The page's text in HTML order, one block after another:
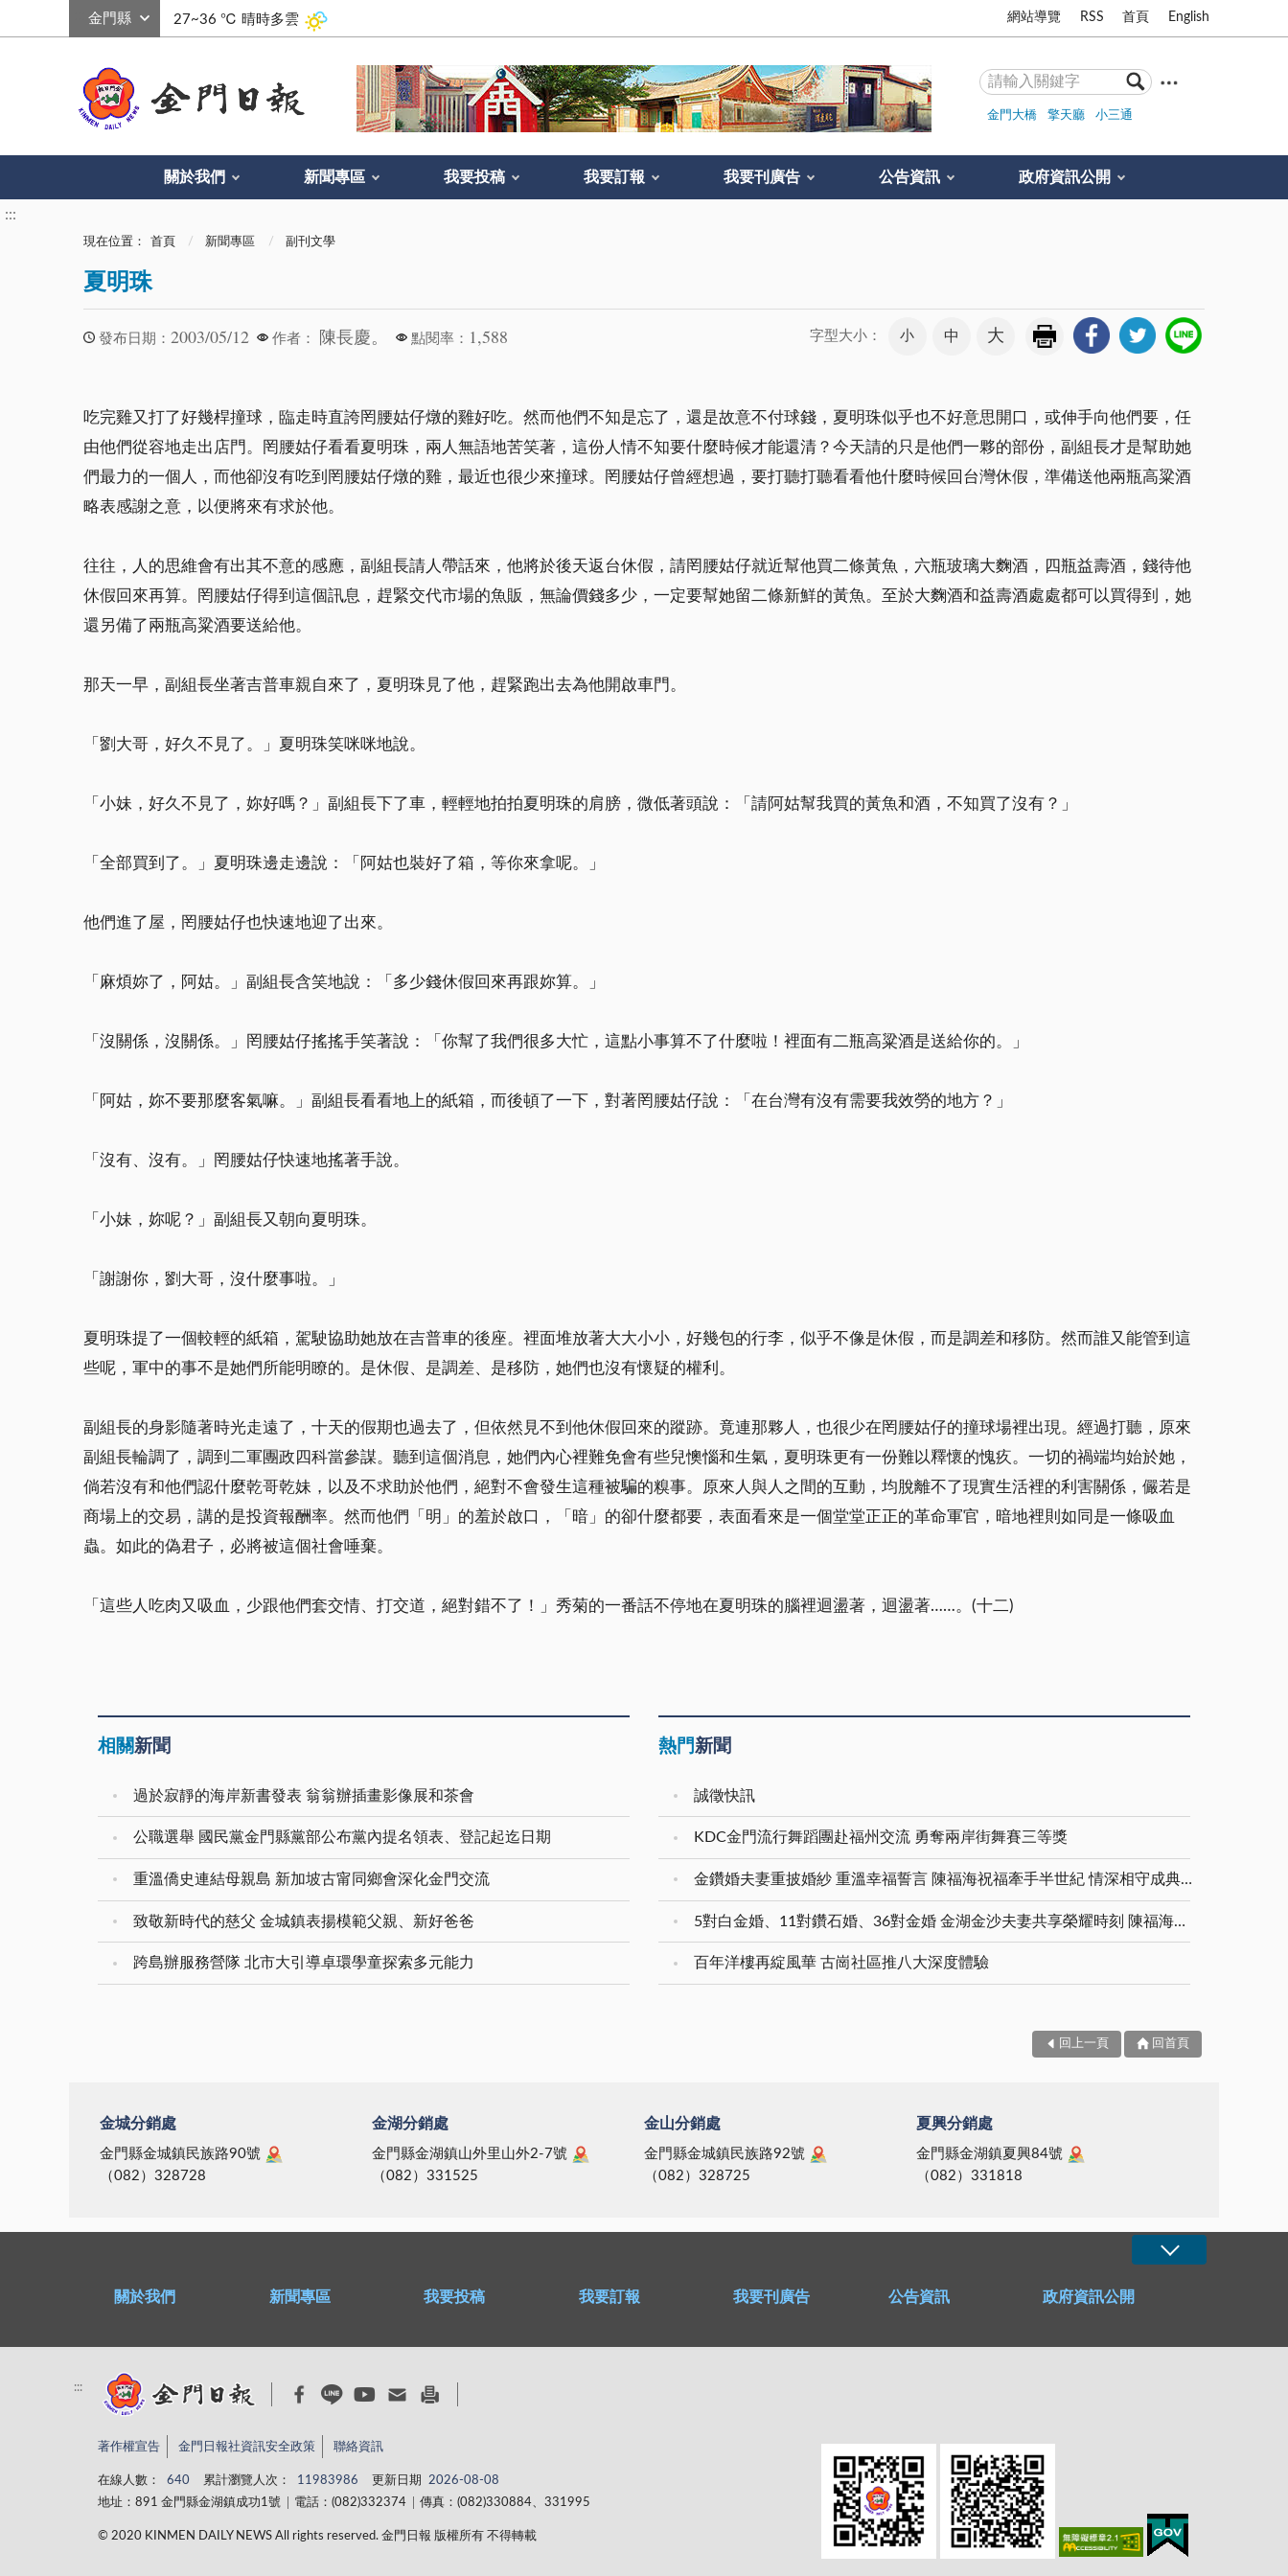
27~36 ℃ 晴時多雲 網站導覽 RSS 首頁 English
金門大橋 擎天廳 小三通
關於我們 新聞專區 我要投稿 我要訂報 我要刊廣告 公告資訊 政府資訊公開
:::
現在位置： 首頁 新聞專區 副刊文學
夏明珠
發布日期： 2003/05/12 作者： 陳長慶。 點閱率： 1,588 字型大小： 小 中 大
吃完雞又打了好幾桿撞球，臨走時直誇罔腰姑仔燉的雞好吃。然而他們不知是忘了，還是故意不付球錢，夏明珠似乎也不好意思開口，或伸手向他們要，任
由他們從容地走出店門。罔腰姑仔看看夏明珠，兩人無語地苦笑著，這份人情不知要什麼時候才能還清？今天請的只是他們一夥的部份，副組長才是幫助她
們最力的一個人，而他卻沒有吃到罔腰姑仔燉的雞，最近也很少來撞球。罔腰姑仔曾經想過，要打聽打聽看看他什麼時候回台灣休假，準備送他兩瓶高粱酒
略表感謝之意，以便將來有求於他。
往往，人的思維會有出其不意的感應，副組長請人帶話來，他將於後天返台休假，請罔腰姑仔就近幫他買二條黃魚，六瓶玻璃大麴酒，四瓶益壽酒，錢待他
休假回來再算。罔腰姑仔得到這個訊息，趕緊交代市場的魚販，無論價錢多少，一定要幫她留二條新鮮的黃魚。至於大麴酒和益壽酒處處都可以買得到，她
還另備了兩瓶高粱酒要送給他。
那天一早，副組長坐著吉普車親自來了，夏明珠見了他，趕緊跑出去為他開啟車門。
「劉大哥，好久不見了。」夏明珠笑咪咪地說。
「小妹，好久不見了，妳好嗎？」副組長下了車，輕輕地拍拍夏明珠的肩膀，微低著頭說：「請阿姑幫我買的黃魚和酒，不知買了沒有？」
「全部買到了。」夏明珠邊走邊說：「阿姑也裝好了箱，等你來拿呢。」
他們進了屋，罔腰姑仔也快速地迎了出來。
「麻煩妳了，阿姑。」副組長含笑地說：「多少錢休假回來再跟妳算。」
「沒關係，沒關係。」罔腰姑仔搖搖手笑著說：「你幫了我們很多大忙，這點小事算不了什麼啦！裡面有二瓶高粱酒是送給你的。」
「阿姑，妳不要那麼客氣嘛。」副組長看看地上的紙箱，而後頓了一下，對著罔腰姑仔說：「在台灣有沒有需要我效勞的地方？」
「沒有、沒有。」罔腰姑仔快速地搖著手說。
「小妹，妳呢？」副組長又朝向夏明珠。
「謝謝你，劉大哥，沒什麼事啦。」
夏明珠提了一個較輕的紙箱，駕駛協助她放在吉普車的後座。裡面堆放著大大小小，好幾包的行李，似乎不像是休假，而是調差和移防。然而誰又能管到這
些呢，軍中的事不是她們所能明瞭的。是休假、是調差、是移防，她們也沒有懷疑的權利。
副組長的身影隨著時光走遠了，十天的假期也過去了，但依然見不到他休假回來的蹤跡。竟連那夥人，也很少在罔腰姑仔的撞球場裡出現。經過打聽，原來
副組長輪調了，調到二軍團政四科當參謀。聽到這個消息，她們內心裡難免會有些兒懊惱和生氣，夏明珠更有一份難以釋懷的愧疚。一切的禍端均始於她，
倘若沒有和他們認什麼乾哥乾妹，以及不求助於他們，絕對不會發生這種被騙的糗事。原來人與人之間的互動，均脫離不了現實生活裡的利害關係，儼若是
商場上的交易，講的是投資報酬率。然而他們「明」的羞於啟口，「暗」的卻什麼都要，表面看來是一個堂堂正正的革命軍官，暗地裡則如同是一條吸血
蟲。如此的偽君子，必將被這個社會唾棄。
「這些人吃肉又吸血，少跟他們套交情、打交道，絕對錯不了！」秀菊的一番話不停地在夏明珠的腦裡迴盪著，迴盪著……。(十二)
相關新聞
過於寂靜的海岸新書發表 翁翁辦插畫影像展和茶會
公職選舉 國民黨金門縣黨部公布黨內提名領表、登記起迄日期
重溫僑史連結母親島 新加坡古甯同鄉會深化金門交流
致敬新時代的慈父 金城鎮表揚模範父親、新好爸爸
跨島辦服務營隊 北市大引導卓環學童探索多元能力
熱門新聞
誠徵快訊
KDC金門流行舞蹈團赴福州交流 勇奪兩岸街舞賽三等獎
金鑽婚夫妻重披婚紗 重溫幸福誓言 陳福海祝福牽手半世紀 情深相守成典範
5對白金婚、11對鑽石婚、36對金婚 金湖金沙夫妻共享榮耀時刻 陳福海表揚金鑽婚夫妻 向半世紀相守家庭典範致敬
百年洋樓再綻風華 古崗社區推八大深度體驗
回上一頁 回首頁
金城分銷處
金門縣金城鎮民族路90號
（082）328728
金湖分銷處
金門縣金湖鎮山外里山外2-7號
（082）331525
金山分銷處
金門縣金城鎮民族路92號
（082）328725
夏興分銷處
金門縣金湖鎮夏興84號
（082）331818
關於我們 新聞專區 我要投稿 我要訂報 我要刊廣告 公告資訊 政府資訊公開
:::
著作權宣告 金門日報社資訊安全政策 聯絡資訊
在線人數： 640 累計瀏覽人次： 11983986 更新日期
2026-08-08
地址：891 金門縣金湖鎮成功1號
電話：(082)332374 傳真：(082)330884、331995
© 2020 KINMEN DAILY NEWS All rights reserved. 金門日報 版權所有 不得轉載